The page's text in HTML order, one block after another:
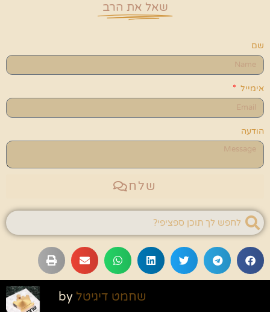
שאל את הרב
שם
אימייל
הודעה
שלח
שחמט דיגיטל